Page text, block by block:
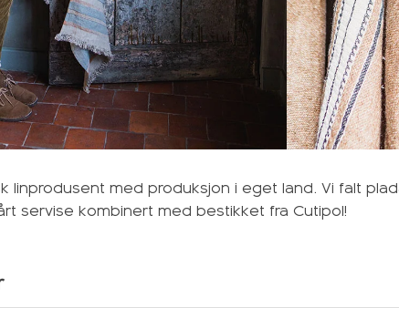
linprodusent med produksjon i eget land. Vi falt
servise kombinert med bestikket fra Cutipol!